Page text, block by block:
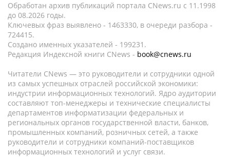
Обработан архив публикаций портала CNews.ru c 11.1998
до 08.2026 годы.
Ключевых фраз выявлено - 1463330, в очереди разбора -
724415.
Создано именных указателей - 199231.
Редакция Индексной книги CNews - book@cnews.ru
Читатели CNews — это руководители и сотрудники одной
из самых успешных отраслей российской экономики:
индустрии информационных технологий. Ядро аудитории
составляют топ-менеджеры и технические специалисты
департаментов информатизации федеральных и
региональных органов государственной власти, банков,
промышленных компаний, розничных сетей, а также
руководители и сотрудники компаний-поставщиков
информационных технологий и услуг связи.